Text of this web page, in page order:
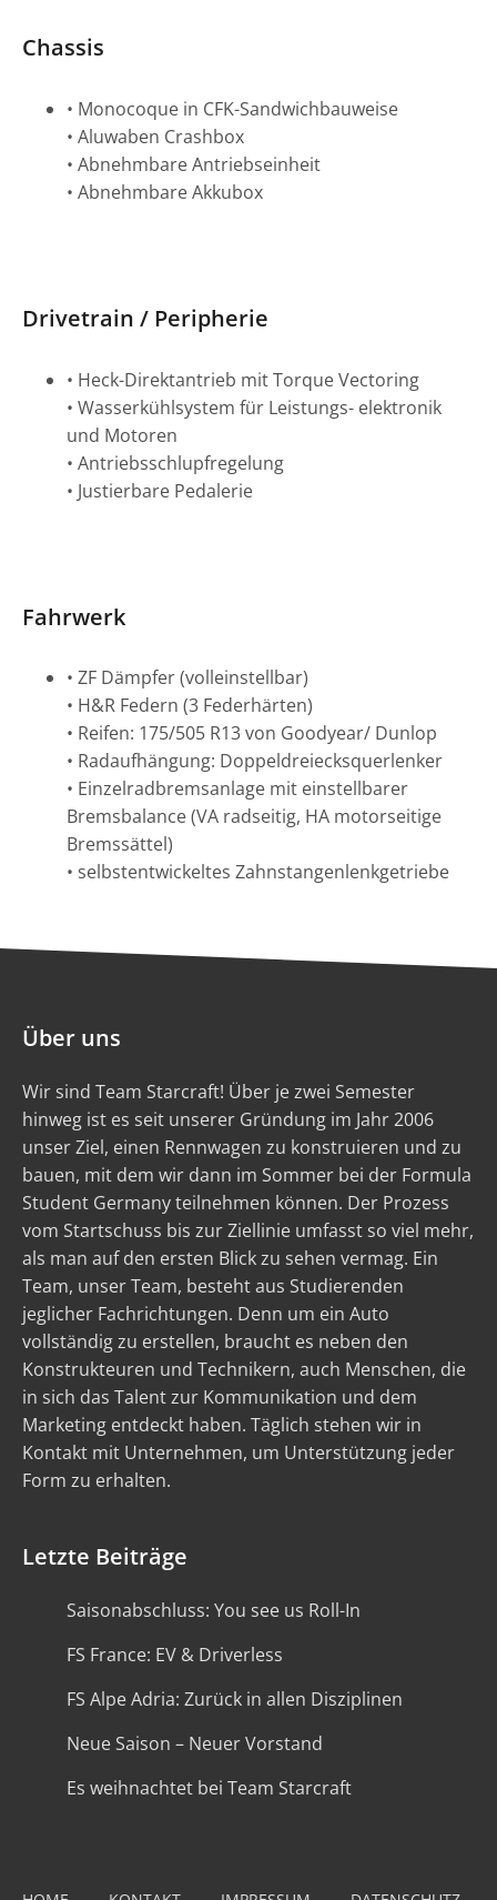
Chassis
• Monocoque in CFK-Sandwichbauweise
• Aluwaben Crashbox
• Abnehmbare Antriebseinheit
• Abnehmbare Akkubox
Drivetrain / Peripherie
• Heck-Direktantrieb mit Torque Vectoring
• Wasserkühlsystem für Leistungs- elektronik
und Motoren
• Antriebsschlupfregelung
• Justierbare Pedalerie
Fahrwerk
• ZF Dämpfer (volleinstellbar)
• H&R Federn (3 Federhärten)
• Reifen: 175/505 R13 von Goodyear/ Dunlop
• Radaufhängung: Doppeldreiecksquerlenker
• Einzelradbremsanlage mit einstellbarer
Bremsbalance (VA radseitig, HA motorseitige
Bremssättel)
• selbstentwickeltes Zahnstangenlenkgetriebe
Über uns
Wir sind Team Starcraft! Über je zwei Semester
hinweg ist es seit unserer Gründung im Jahr 2006
unser Ziel, einen Rennwagen zu konstruieren und zu
bauen, mit dem wir dann im Sommer bei der Formula
Student Germany teilnehmen können. Der Prozess
vom Startschuss bis zur Ziellinie umfasst so viel mehr,
als man auf den ersten Blick zu sehen vermag. Ein
Team, unser Team, besteht aus Studierenden
jeglicher Fachrichtungen. Denn um ein Auto
vollständig zu erstellen, braucht es neben den
Konstrukteuren und Technikern, auch Menschen, die
in sich das Talent zur Kommunikation und dem
Marketing entdeckt haben. Täglich stehen wir in
Kontakt mit Unternehmen, um Unterstützung jeder
Form zu erhalten.
Letzte Beiträge
Saisonabschluss: You see us Roll-In
FS France: EV & Driverless
FS Alpe Adria: Zurück in allen Disziplinen
Neue Saison – Neuer Vorstand
Es weihnachtet bei Team Starcraft